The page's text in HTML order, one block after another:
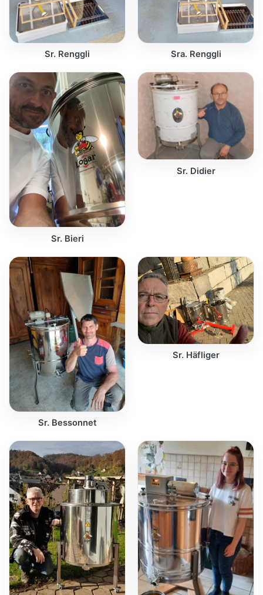
Sr. Renggli Sra. Renggli
Sr. Bieri
Sr. Didier
Sr. Bessonnet
Sr. Häfliger